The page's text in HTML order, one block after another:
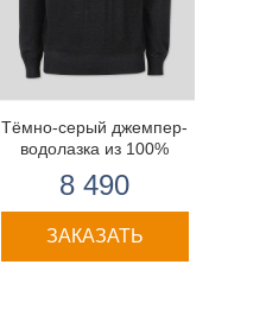
Тёмно-серый джемпер-
водолазка из 100%
мериносовой шерсти
8 490
ЗАКАЗАТЬ